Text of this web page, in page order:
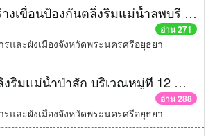
โครงการก่อสร้างเขื่อนป้องกันตลิ่งริมแม่น้ำลพบุรี หมู่ที่ 4 ตำบลบ้านใหม่ อำเภอบ่้านแพรก จังหวัดพระนครศรีอยุธยา ความยาวไม่น้อยกว่า 280 เมตร ด้วยวิธีประกวดราคาอิเล็กทรอนิกส์ (e-bidding)
อ่าน 271
และผังเมืองจังหวัดพระนครศรีอยุธยา
เขื่อนป้องกันตลิ่งริมแม่น้ำป่าสัก บริเวณหมู่ที่ 12 ตำบลกะมัง อำเภอพระนครศรีอยุธยา จังหวัดพระนครศรีอยุธยา ความยาวไม่น้อยกว่า 80 เมตร ด้วยวิธีประกวดราคาอิเล็กทรอนิกส์ (e-bidding)
อ่าน 288
และผังเมืองจังหวัดพระนครศรีอยุธยา